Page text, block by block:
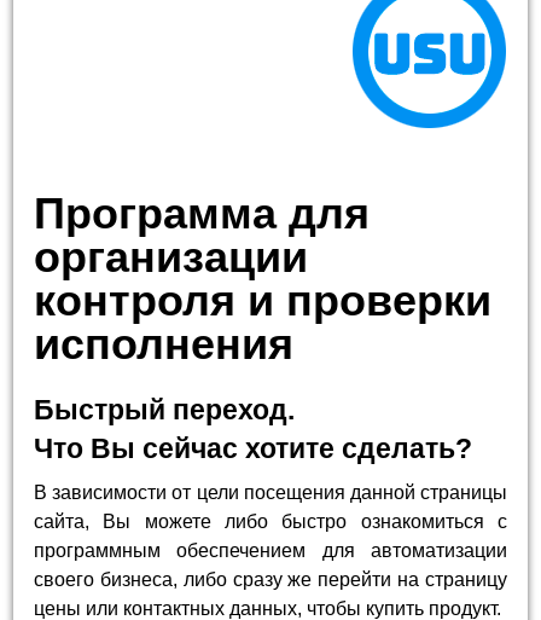
Программа для
организации
контроля и проверки
исполнения
Быстрый переход.
Что Вы сейчас хотите сделать?
В зависимости от цели посещения данной страницы
сайта, Вы можете либо быстро ознакомиться с
программным обеспечением для автоматизации
своего бизнеса, либо сразу же перейти на страницу
цены или контактных данных, чтобы купить продукт.